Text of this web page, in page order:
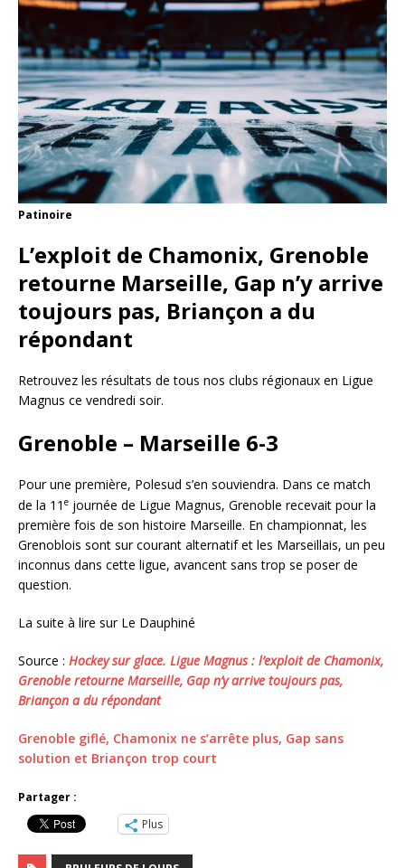
Patinoire
L’exploit de Chamonix, Grenoble
retourne Marseille, Gap n’y arrive
toujours pas, Briançon a du
répondant
Retrouvez les résultats de tous nos clubs régionaux en Ligue
Magnus ce vendredi soir.
Grenoble – Marseille 6-3
Pour une première, Polesud s’en souviendra. Dans ce match
de la 11 e journée de Ligue Magnus, Grenoble recevait pour la
première fois de son histoire Marseille. En championnat, les
Grenoblois sont sur courant alternatif et les Marseillais, un peu
inconnus dans cette ligue, avancent sans trop se poser de
question.
La suite à lire sur Le Dauphiné
Source : Hockey sur glace. Ligue Magnus : l’exploit de Chamonix,
Grenoble retourne Marseille, Gap n’y arrive toujours pas,
Briançon a du répondant
Grenoble giflé, Chamonix ne s’arrête plus, Gap sans
solution et Briançon trop court
Partager :
Plus